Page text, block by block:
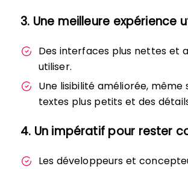
3. Une meilleure expérience
Des interfaces plus nettes et
utiliser.
Une lisibilité améliorée, même
textes plus petits et des
4. Un impératif pour rester
Les développeurs et